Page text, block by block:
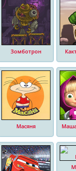
Зомботрон
Масяня